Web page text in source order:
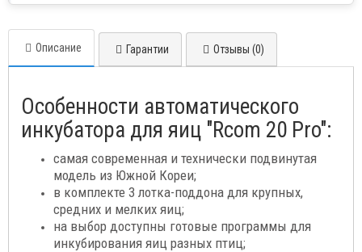
Описание Гарантии Отзывы (0)
Особенности автоматического
инкубатора для яиц "Rcom 20 Pro":
самая современная и технически подвинутая
модель из Южной Кореи;
в комплекте 3 лотка-поддона для крупных,
средних и мелких яиц;
на выбор доступны готовые программы для
инкубирования яиц разных птиц;